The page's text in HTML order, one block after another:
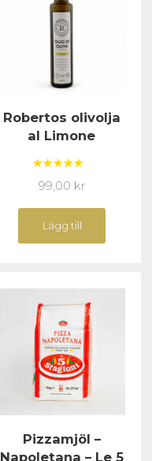
Robertos olivolja
al Limone
Betygsatt
5.00av 5
99,00 kr
Lägg till
Pizzamjöl –
Napoletana – Le 5